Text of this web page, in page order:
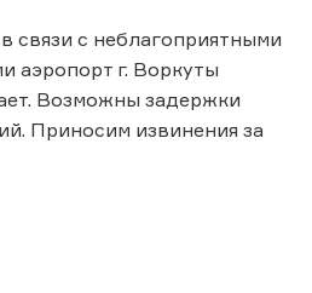
связи с неблагоприятными
аэропорт г. Воркуты
Возможны задержки
Приносим извинения за